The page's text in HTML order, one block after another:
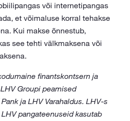
või internetipangas
et võimaluse korral tehakse
Kui makse õnnestub,
see tehti välkmaksena või
finantskontsern ja
Groupi peamised
ja LHV Varahaldus. LHV-s
pangateenuseid kasutab